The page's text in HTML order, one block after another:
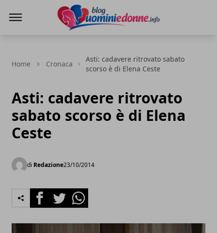
Home Cronaca
Asti: cadavere ritrovato sabato
scorso è di Elena Ceste
Asti: cadavere ritrovato
sabato scorso è di Elena
Ceste
di Redazione23/10/2014
FacebookTwitterWhatsapp